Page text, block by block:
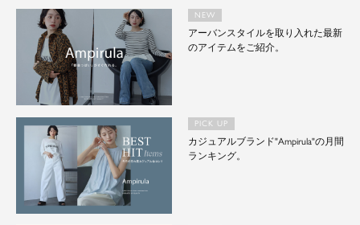
NEW
アーバンスタイルを取り入れた最新
のアイテムをご紹介。
PICK UP
カジュアルブランド"Ampirula"の月間
ランキング。